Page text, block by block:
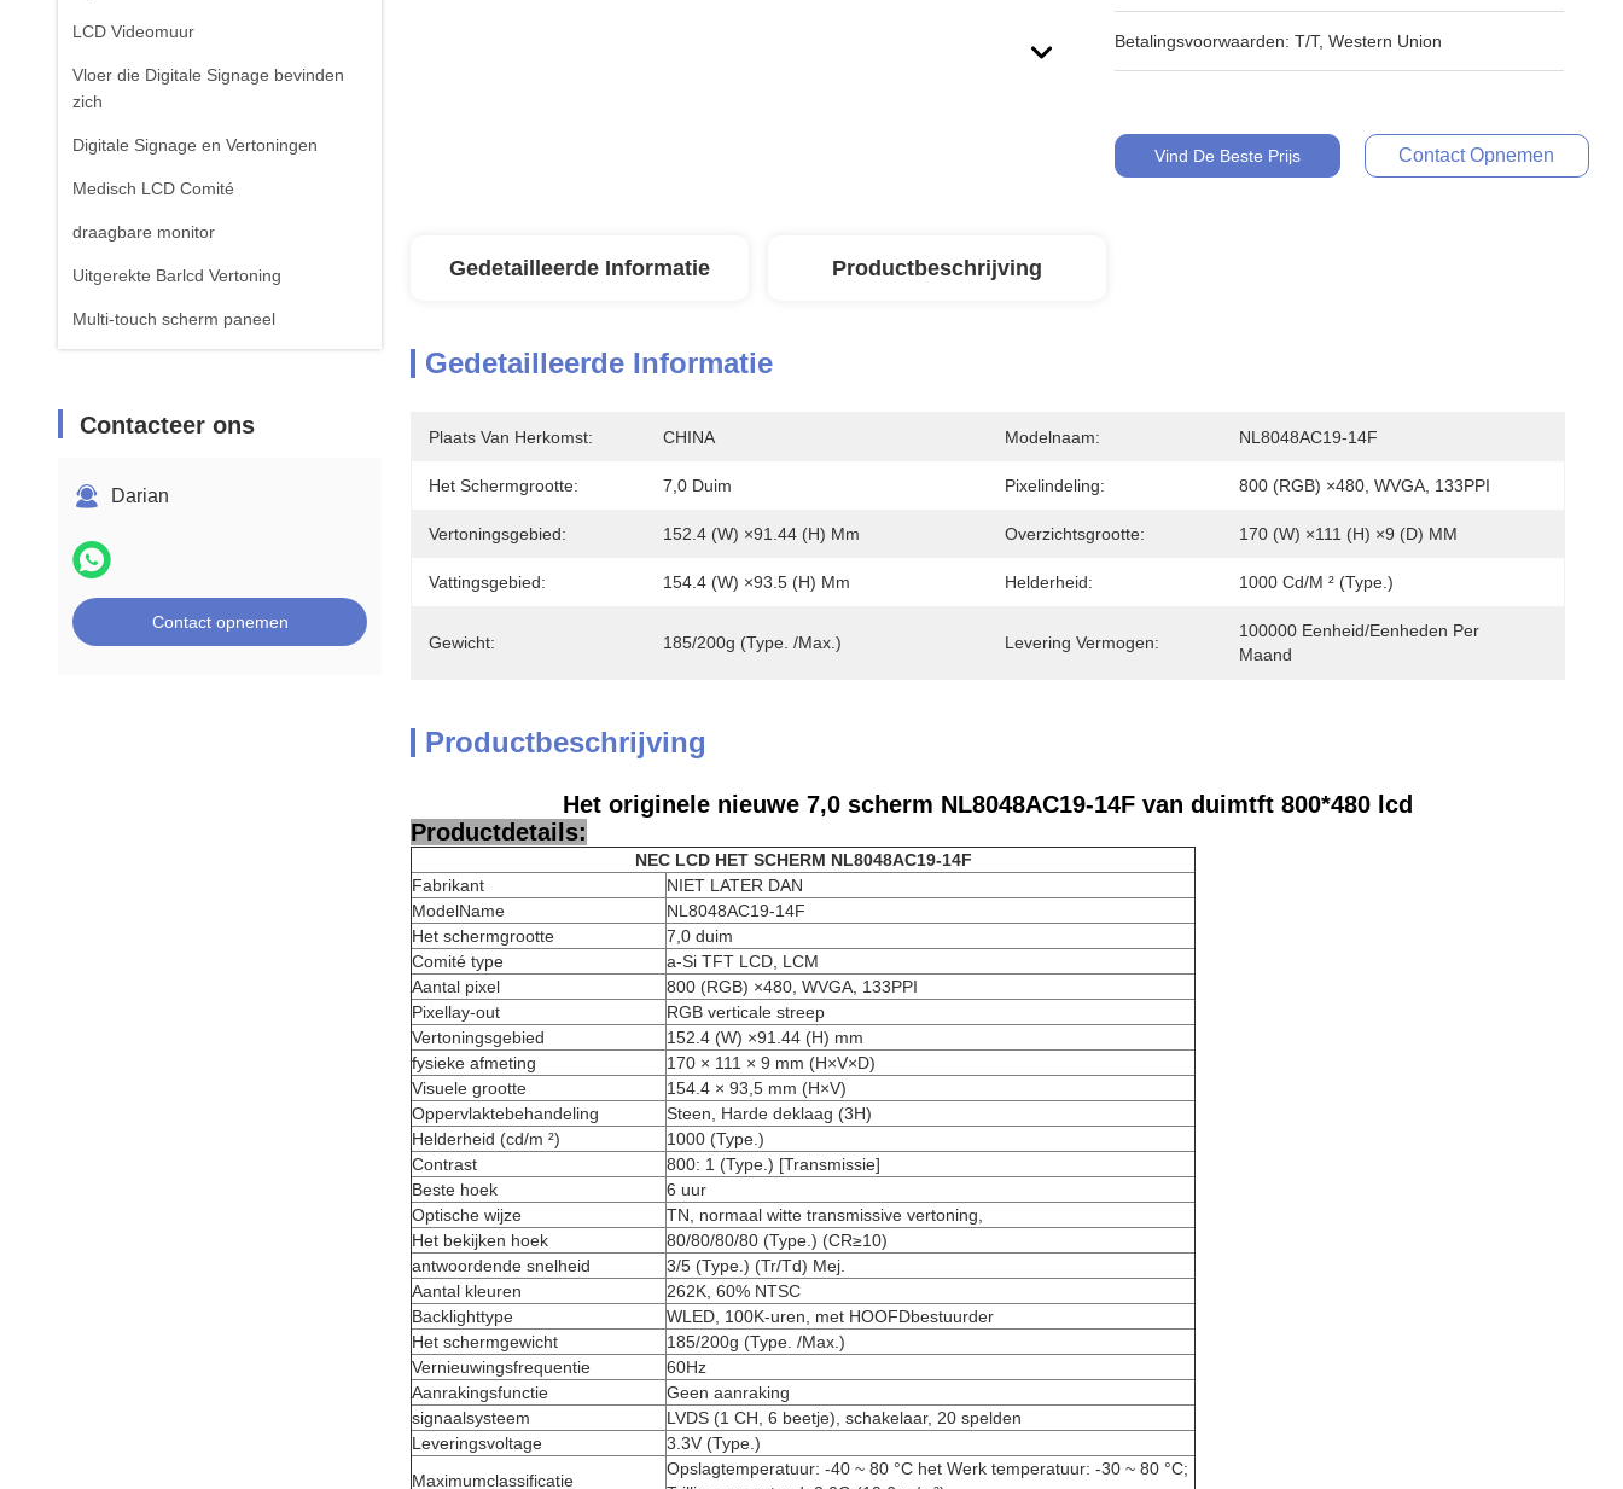
LCD Videomuur
Vloer die Digitale Signage bevinden
zich
Digitale Signage en Vertoningen
Medisch LCD Comité
draagbare monitor
Uitgerekte Barlcd Vertoning
Multi-touch scherm paneel
Contacteer ons
Darian
Contact opnemen
Betalingsvoorwaarden: T/T, Western Union
Vind De Beste Prijs Contact Opnemen
Gedetailleerde Informatie Productbeschrijving
Gedetailleerde Informatie
Plaats Van Herkomst: CHINA Modelnaam: NL8048AC19-14F
Het Schermgrootte: 7,0 Duim Pixelindeling: 800 (RGB) ×480, WVGA, 133PPI
Vertoningsgebied: 152.4 (W) ×91.44 (H) Mm Overzichtsgrootte: 170 (W) ×111 (H) ×9 (D) MM
Vattingsgebied: 154.4 (W) ×93.5 (H) Mm Helderheid: 1000 Cd/m ² (Type.)
Gewicht: 185/200g (Type. /Max.) Levering Vermogen:
100000 Eenheid/Eenheden Per
Maand
Productbeschrijving
Het originele nieuwe 7,0 scherm NL8048AC19-14F van duimtft 800*480 lcd
Productdetails:
NEC LCD HET SCHERM NL8048AC19-14F
Fabrikant
NIET LATER DAN
ModelName
NL8048AC19-14F
Het schermgrootte
7,0 duim
Comité type
a-Si TFT LCD, LCM
Aantal pixel
800 (RGB) ×480, WVGA, 133PPI
Pixellay-out
RGB verticale streep
Vertoningsgebied
152.4 (W) ×91.44 (H) mm
fysieke afmeting
170 × 111 × 9 mm (H×V×D)
Visuele grootte
154.4 × 93,5 mm (H×V)
Oppervlaktebehandeling
Steen, Harde deklaag (3H)
Helderheid (cd/m ²)
1000 (Type.)
Contrast
800: 1 (Type.) [Transmissie]
Beste hoek
6 uur
Optische wijze
TN, normaal witte transmissive vertoning,
Het bekijken hoek
80/80/80/80 (Type.) (CR≥10)
antwoordende snelheid
3/5 (Type.) (Tr/Td) Mej.
Aantal kleuren
262K, 60% NTSC
Backlighttype
WLED, 100K-uren, met HOOFDbestuurder
Het schermgewicht
185/200g (Type. /Max.)
Vernieuwingsfrequentie
60Hz
Aanrakingsfunctie
Geen aanraking
signaalsysteem
LVDS (1 CH, 6 beetje), schakelaar, 20 spelden
Leveringsvoltage
3.3V (Type.)
Maximumclassificatie
Opslagtemperatuur: -40 ~ 80 °C het Werk temperatuur: -30 ~ 80 °C;